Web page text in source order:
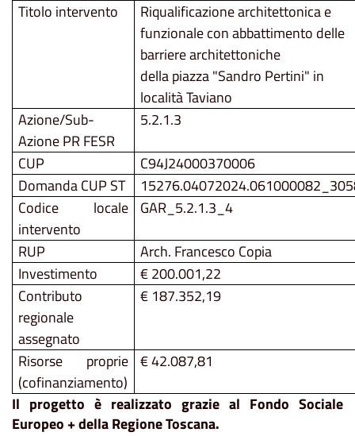
Titolo intervento
Riqualificazione architettonica e
funzionale con abbattimento delle
barriere architettoniche
della piazza "Sandro Pertini" in
località Taviano
Azione/Sub-
Azione PR FESR
5.2.1.3
CUP
C94J24000370006
Domanda CUP ST
Codice locale
intervento
GAR_5.2.1.3_4
RUP
Arch. Francesco Copia
Investimento
€ 200.001,22
Contributo
regionale
assegnato
€ 187.352,19
Risorse proprie
(cofinanziamento)
€ 42.087,81
Il progetto è realizzato grazie al Fondo Sociale
Europeo + della Regione Toscana.